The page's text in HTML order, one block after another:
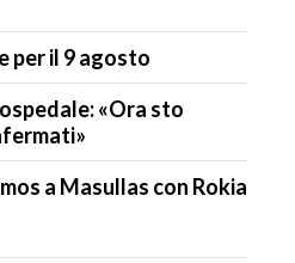
per il 9 agosto
«Ora sto
a Masullas con Rokia